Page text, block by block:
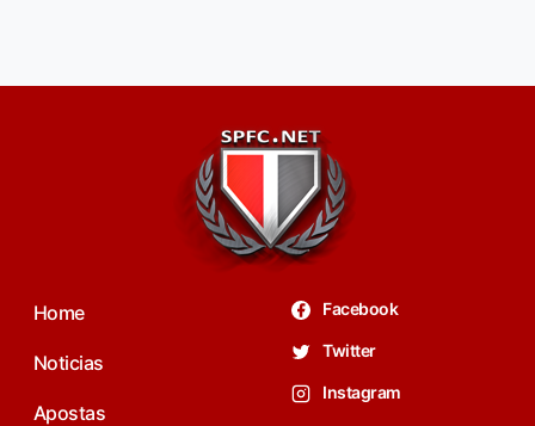
Home
Noticias
Apostas
Facebook
Twitter
Instagram